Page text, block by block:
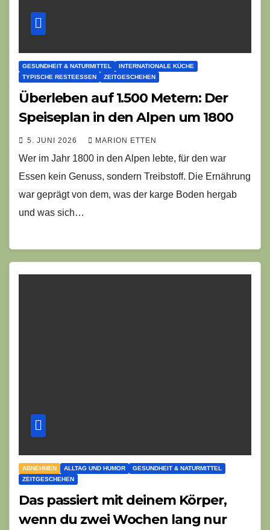
GESUNDHEIT & NATURMITTEL
INTERNATIONALE KÜCHE
TYPISCHE RESTEESSEN
ZEITGESCHEHEN
Überleben auf 1.500 Metern: Der
Speiseplan in den Alpen um 1800
5. JUNI 2026 MARION ETTEN
Wer im Jahr 1800 in den Alpen lebte, für den war
Essen kein Genuss, sondern Treibstoff. Die Ernährung
war geprägt von dem, was der karge Boden hergab
und was sich…
ABNEHMEN ALLTAG UND HUMOR
GESUNDHEIT & NATURMITTEL
ZEITGESCHEHEN
Das passiert mit deinem Körper,
wenn du zwei Wochen lang nur